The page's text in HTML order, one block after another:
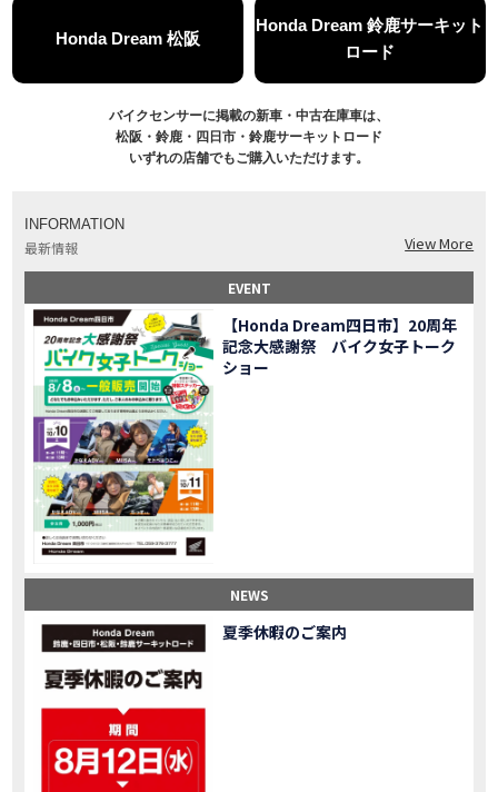
【Monkey125】初めてモンキー！意外な◯◯へ行って来た【三重ホンダヒート】
NEW BIKE 大型ツアラー「Gold Wing Tour」と特別仕様の 「Gold Wing Tour 50th ANNIVERSARY」を 受注期間限定で発売
【三重県】女性ライダーツーリングを満喫しました｜CB1000HORNET CB750HORNET CB650R E-Clutch
オイル交換に行ったつもりが…まさかの大出費！？
「CRF250 RALLY」「CRF250 RALLY＜s＞」の カラーリング設定と仕様を一部変更し発売
NEW BIKE 軽二輪スーパースポーツモデル「CBR250RR」の カラーバリエーションを変更し発売
MOVIE 【Honda Dream鈴鹿】20周年記念・大感謝祭イベント 大人気バイク女子が大集合・・Honda Dreamさんの人気を探ってきましたスペシャル！！メチャクチャ楽しかったです❤
NEW BIKE PROJECT BIG1 Final Edition CB 1300在庫車あります！
MOVIE 【バイク女子】急遽、愛車とお別れ…ついにあのバイクに乗れた
MOVIE 【バイク女子】オイル交換だけのつもりが、まさかのアレを交換することに！？
EVENT 【Honda Dream 鈴鹿２０周年記念大感謝祭】 多くの方のご来店ありがとうございました！
MOVIE 【CB650R E-Clutch】X-ADVでDCTに5年乗った私が素直にレビュー｜Honda X-ADV
MOVIE 【カブでアクセル全開】女性ライダーで耐久レース参戦！レースだけじゃないサーキットの楽しみ方|Honda supercub
MOVIE 【新型X-ADV】最初のカスタムはこれ！ガラスコーティングもしちゃいました|Honda X-ADV
MOVIE 【納車】新型X-ADV初走行！3台乗り継いだ私の素直な感想｜DCT クルーズコントロール
MOVIE 三重県下 Honda Dream4店舗にて新春キャンペーンを開催
MOVIE 【速報】2025年モデルHonda X-ADV契約しました！新型のどこが凄いかチェックしてきた！
【女子ツーリング】秋の女子ツーリングin鳥羽・伊勢 【Honda Dream 松阪】
スーパーカブFinal Edition/HELLP KITTY在庫車あります！
MOVIE 【CBR1000RR-R】スーパースポーツバイクで三重県の新スポットを巡る女子ツーリング|Honda CBR1000RRR Rebel1100 500 250
CAMPAIGN 三重県下 Honda Dreamにてレンタルバイクキャンペーン実施中💫
MOVIE 【アフリカツイン】憧れの大型バイクで1泊2日マスツーリング｜三重県〜静岡県｜Honda CL500 AfricaTwin
MOVIE 【女子ツーリング】穴場スポット満載！三重の美味しいもの・パワースポット！【Honda Dream 松阪】
MOVIE 【CBR600RR】憧れのSSバイクで女子ツーリング|三重県 松阪スタート！Honda Rebel250•500
MOVIE 【中級レベル】スクーター乗りの女性ライダーがライティングスクールに潜入【HMS】Honda 400X
Honda Dream 松阪
Honda Dream 鈴鹿サーキット
ロード
バイクセンサーに掲載の新車・中古在庫車は、
松阪・鈴鹿・四日市・鈴鹿サーキットロード
いずれの店舗でもご購入いただけます。
INFORMATION
最新情報 View More
EVENT
【Honda Dream四日市】20周年
記念大感謝祭 バイク女子トーク
ショー
NEWS
夏季休暇のご案内